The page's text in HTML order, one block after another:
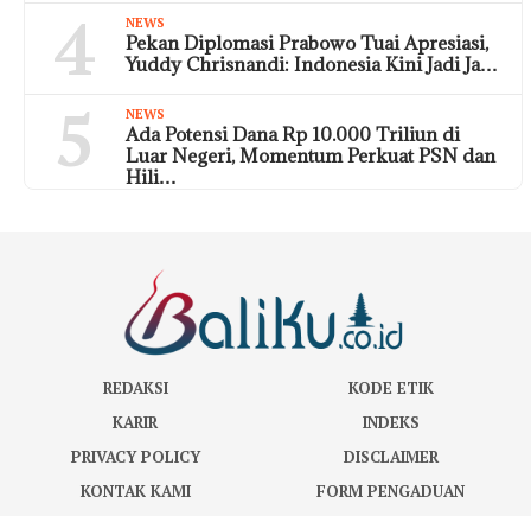
4 NEWS
Pekan Diplomasi Prabowo Tuai Apresiasi,
Yuddy Chrisnandi: Indonesia Kini Jadi Ja…
5 NEWS
Ada Potensi Dana Rp 10.000 Triliun di
Luar Negeri, Momentum Perkuat PSN dan
Hili…
REDAKSI
KODE ETIK
KARIR
INDEKS
PRIVACY POLICY
DISCLAIMER
KONTAK KAMI
FORM PENGADUAN